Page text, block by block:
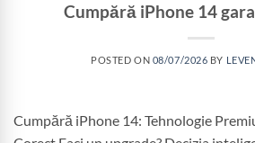
Cumpără iPhone 14
POSTED ON 08/07/2026 BY
Cumpără iPhone 14: Tehnologie